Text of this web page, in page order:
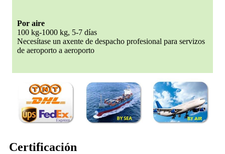
Por aire
100 kg-1000 kg, 5-7 días
Necesítase un axente de despacho profesional para servizos
de aeroporto a aeroporto
Certificación